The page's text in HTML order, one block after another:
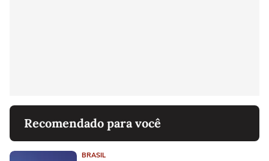
Recomendado para você
BRASIL